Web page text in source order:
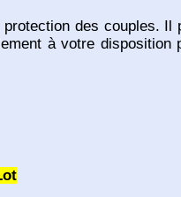
des couples. Il
à votre disposition